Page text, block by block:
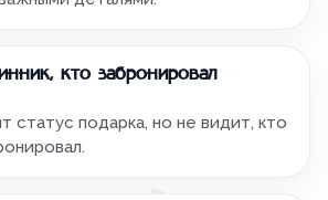
кто забронировал
статус подарка, но не видит, кто